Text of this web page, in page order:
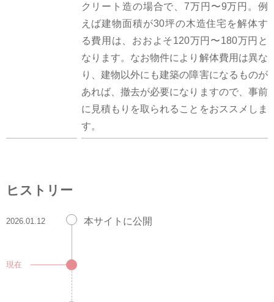
クリート造の場合で、7万円〜9万円。例
えば建物面積が30坪の木造住宅を解体す
る費用は、おおよそ120万円〜180万円と
なります。なお物件により解体費用は異な
り、建物以外にも建築の障害になるものが
あれば、撤去が必要になりますので、事前
に見積もりを取られることをおススメしま
す。
ヒストリー
2026.01.12 本サイトに公開
現在